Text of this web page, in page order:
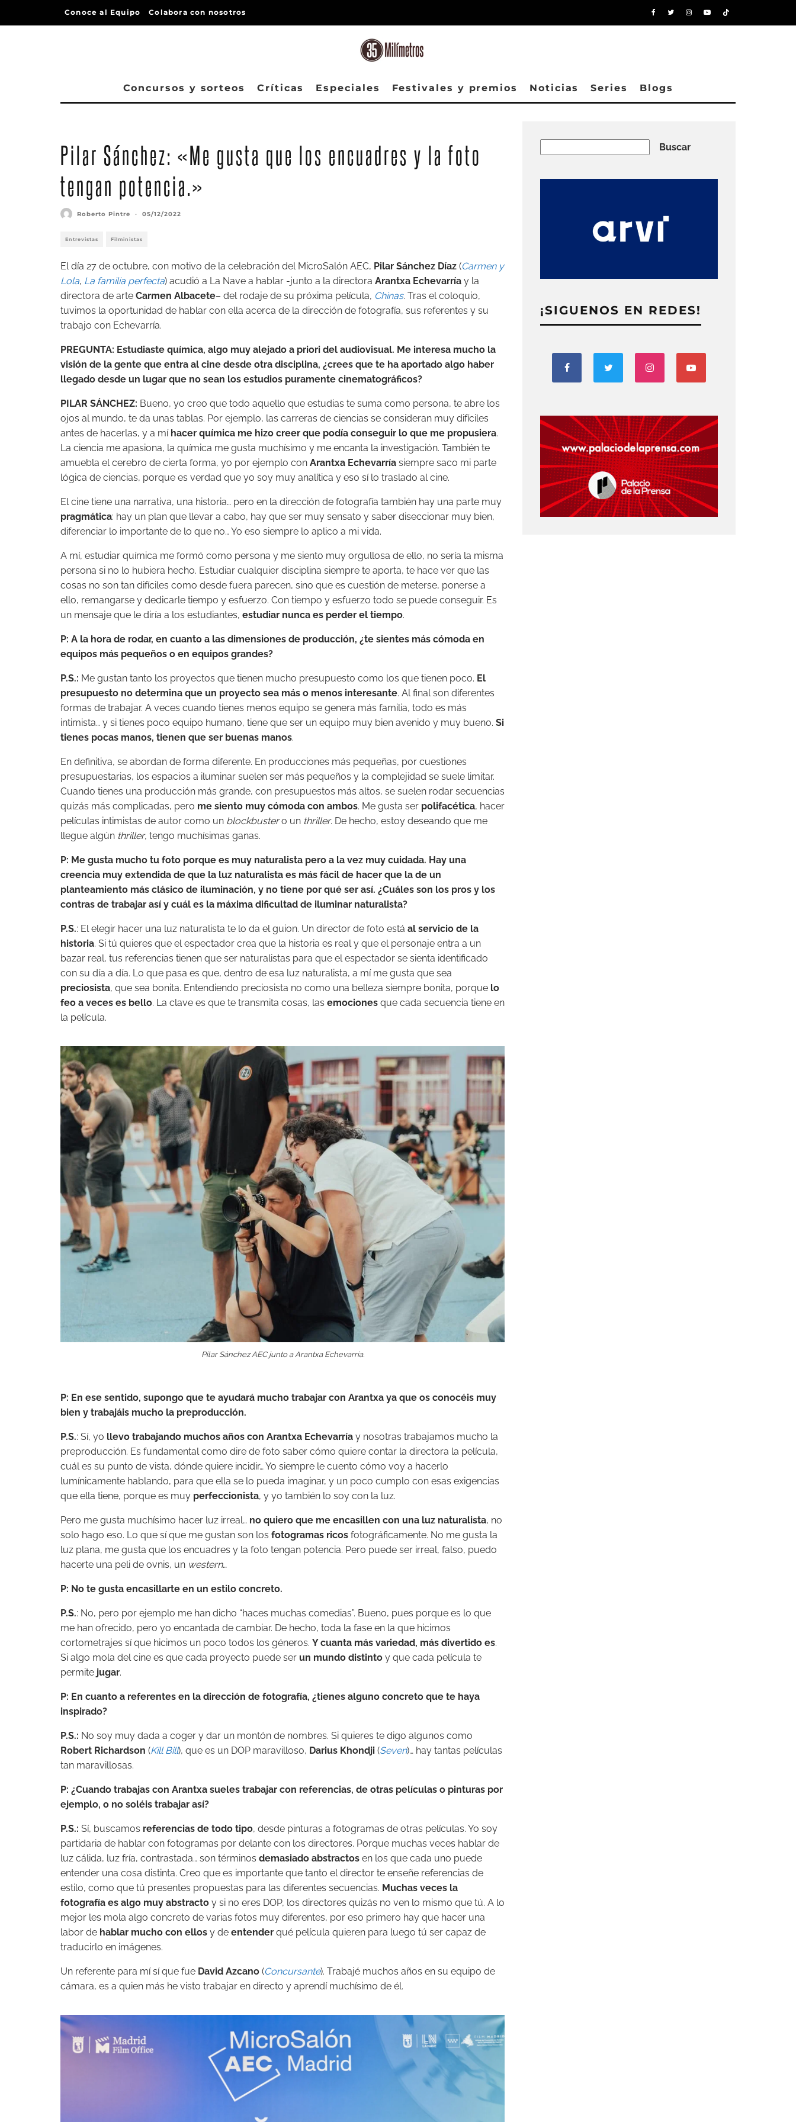
Conoce al Equipo Colabora con nosotros
Concursos y sorteos Críticas Especiales Festivales y premios Noticias Series Blogs
Pilar Sánchez: «Me gusta que los encuadres y la foto
tengan potencia.»
Roberto Pintre · 05/12/2022
Entrevistas Filministas
El día 27 de octubre, con motivo de la celebración del MicroSalón AEC, Pilar Sánchez Díaz (Carmen y
Lola, La familia perfecta) acudió a La Nave a hablar -junto a la directora Arantxa Echevarría y la
directora de arte Carmen Albacete– del rodaje de su próxima película, Chinas. Tras el coloquio,
tuvimos la oportunidad de hablar con ella acerca de la dirección de fotografía, sus referentes y su
trabajo con Echevarría.
PREGUNTA: Estudiaste química, algo muy alejado a priori del audiovisual. Me interesa mucho la
visión de la gente que entra al cine desde otra disciplina, ¿crees que te ha aportado algo haber
llegado desde un lugar que no sean los estudios puramente cinematográficos?
PILAR SÁNCHEZ: Bueno, yo creo que todo aquello que estudias te suma como persona, te abre los
ojos al mundo, te da unas tablas. Por ejemplo, las carreras de ciencias se consideran muy difíciles
antes de hacerlas, y a mí hacer química me hizo creer que podía conseguir lo que me propusiera.
La ciencia me apasiona, la química me gusta muchísimo y me encanta la investigación. También te
amuebla el cerebro de cierta forma, yo por ejemplo con Arantxa Echevarría siempre saco mi parte
lógica de ciencias, porque es verdad que yo soy muy analítica y eso sí lo traslado al cine.
El cine tiene una narrativa, una historia… pero en la dirección de fotografía también hay una parte muy
pragmática: hay un plan que llevar a cabo, hay que ser muy sensato y saber diseccionar muy bien,
diferenciar lo importante de lo que no… Yo eso siempre lo aplico a mi vida.
A mí, estudiar química me formó como persona y me siento muy orgullosa de ello, no sería la misma
persona si no lo hubiera hecho. Estudiar cualquier disciplina siempre te aporta, te hace ver que las
cosas no son tan difíciles como desde fuera parecen, sino que es cuestión de meterse, ponerse a
ello, remangarse y dedicarle tiempo y esfuerzo. Con tiempo y esfuerzo todo se puede conseguir. Es
un mensaje que le diría a los estudiantes, estudiar nunca es perder el tiempo.
P: A la hora de rodar, en cuanto a las dimensiones de producción, ¿te sientes más cómoda en
equipos más pequeños o en equipos grandes?
P.S.: Me gustan tanto los proyectos que tienen mucho presupuesto como los que tienen poco. El
presupuesto no determina que un proyecto sea más o menos interesante. Al final son diferentes
formas de trabajar. A veces cuando tienes menos equipo se genera más familia, todo es más
intimista… y si tienes poco equipo humano, tiene que ser un equipo muy bien avenido y muy bueno. Si
tienes pocas manos, tienen que ser buenas manos.
En definitiva, se abordan de forma diferente. En producciones más pequeñas, por cuestiones
presupuestarias, los espacios a iluminar suelen ser más pequeños y la complejidad se suele limitar.
Cuando tienes una producción más grande, con presupuestos más altos, se suelen rodar secuencias
quizás más complicadas, pero me siento muy cómoda con ambos. Me gusta ser polifacética, hacer
películas intimistas de autor como un blockbustero un thriller. De hecho, estoy deseando que me
llegue algún thriller, tengo muchísimas ganas.
P: Me gusta mucho tu foto porque es muy naturalista pero a la vez muy cuidada. Hay una
creencia muy extendida de que la luz naturalista es más fácil de hacer que la de un
planteamiento más clásico de iluminación, y no tiene por qué ser así. ¿Cuáles son los pros y los
contras de trabajar así y cuál es la máxima dificultad de iluminar naturalista?
P.S.: El elegir hacer una luz naturalista te lo da el guion. Un director de foto está al servicio de la
historia. Si tú quieres que el espectador crea que la historia es real y que el personaje entra a un
bazar real, tus referencias tienen que ser naturalistas para que el espectador se sienta identificado
con su día a día. Lo que pasa es que, dentro de esa luz naturalista, a mí me gusta que sea
preciosista, que sea bonita. Entendiendo preciosista no como una belleza siempre bonita, porque lo
feo a veces es bello. La clave es que te transmita cosas, las emociones que cada secuencia tiene en
la película.
Pilar Sánchez AEC junto a Arantxa Echevarría.
P: En ese sentido, supongo que te ayudará mucho trabajar con Arantxa ya que os conocéis muy
bien y trabajáis mucho la preproducción.
P.S.: Sí, yo llevo trabajando muchos años con Arantxa Echevarría y nosotras trabajamos mucho la
preproducción. Es fundamental como dire de foto saber cómo quiere contar la directora la película,
cuál es su punto de vista, dónde quiere incidir… Yo siempre le cuento cómo voy a hacerlo
lumínicamente hablando, para que ella se lo pueda imaginar, y un poco cumplo con esas exigencias
que ella tiene, porque es muy perfeccionista, y yo también lo soy con la luz.
Pero me gusta muchísimo hacer luz irreal… no quiero que me encasillen con una luz naturalista, no
solo hago eso. Lo que sí que me gustan son los fotogramas ricos fotográficamente. No me gusta la
luz plana, me gusta que los encuadres y la foto tengan potencia. Pero puede ser irreal, falso, puedo
hacerte una peli de ovnis, un western…
P: No te gusta encasillarte en un estilo concreto.
P.S.: No, pero por ejemplo me han dicho “haces muchas comedias”. Bueno, pues porque es lo que
me han ofrecido, pero yo encantada de cambiar. De hecho, toda la fase en la que hicimos
cortometrajes sí que hicimos un poco todos los géneros. Y cuanta más variedad, más divertido es.
Si algo mola del cine es que cada proyecto puede ser un mundo distinto y que cada película te
permite jugar.
P: En cuanto a referentes en la dirección de fotografía, ¿tienes alguno concreto que te haya
inspirado?
P.S.: No soy muy dada a coger y dar un montón de nombres. Si quieres te digo algunos como
Robert Richardson (Kill Bill), que es un DOP maravilloso, Darius Khondji (Seven)… hay tantas películas
tan maravillosas.
P: ¿Cuando trabajas con Arantxa sueles trabajar con referencias, de otras películas o pinturas por
ejemplo, o no soléis trabajar así?
P.S.: Sí, buscamos referencias de todo tipo, desde pinturas a fotogramas de otras películas. Yo soy
partidaria de hablar con fotogramas por delante con los directores. Porque muchas veces hablar de
luz cálida, luz fría, contrastada… son términos demasiado abstractos en los que cada uno puede
entender una cosa distinta. Creo que es importante que tanto el director te enseñe referencias de
estilo, como que tú presentes propuestas para las diferentes secuencias. Muchas veces la
fotografía es algo muy abstracto y si no eres DOP, los directores quizás no ven lo mismo que tú. A lo
mejor les mola algo concreto de varias fotos muy diferentes, por eso primero hay que hacer una
labor de hablar mucho con ellos y de entender qué película quieren para luego tú ser capaz de
traducirlo en imágenes.
Un referente para mí sí que fue David Azcano (Concursante). Trabajé muchos años en su equipo de
cámara, es a quien más he visto trabajar en directo y aprendí muchísimo de él.
Buscar
¡SIGUENOS EN REDES!